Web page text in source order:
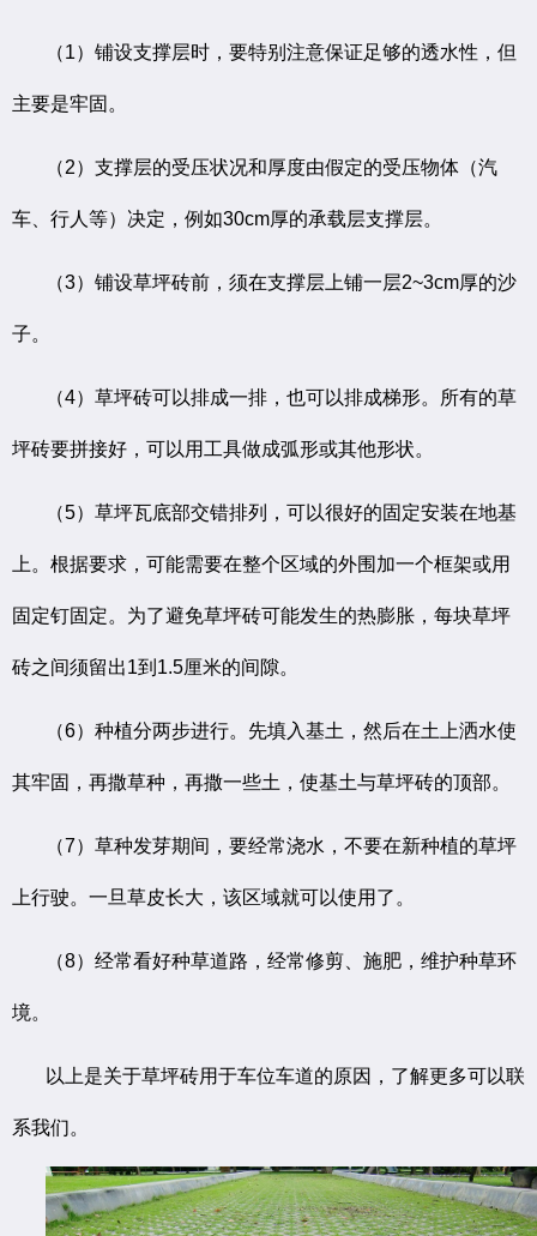
（1）铺设支撑层时，要特别注意保证足够的透水性，但
主要是牢固。
（2）支撑层的受压状况和厚度由假定的受压物体（汽
车、行人等）决定，例如30cm厚的承载层支撑层。
（3）铺设草坪砖前，须在支撑层上铺一层2~3cm厚的沙
子。
（4）草坪砖可以排成一排，也可以排成梯形。所有的草
坪砖要拼接好，可以用工具做成弧形或其他形状。
（5）草坪瓦底部交错排列，可以很好的固定安装在地基
上。根据要求，可能需要在整个区域的外围加一个框架或用
固定钉固定。为了避免草坪砖可能发生的热膨胀，每块草坪
砖之间须留出1到1.5厘米的间隙。
（6）种植分两步进行。先填入基土，然后在土上洒水使
其牢固，再撒草种，再撒一些土，使基土与草坪砖的顶部。
（7）草种发芽期间，要经常浇水，不要在新种植的草坪
上行驶。一旦草皮长大，该区域就可以使用了。
（8）经常看好种草道路，经常修剪、施肥，维护种草环
境。
以上是关于草坪砖用于车位车道的原因，了解更多可以联
系我们。